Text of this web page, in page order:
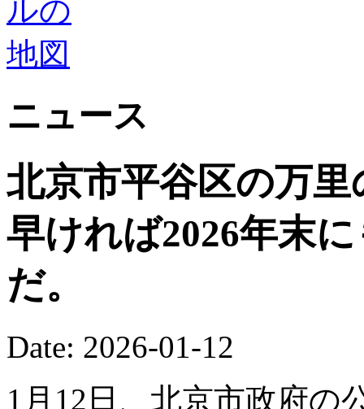
ニュース
北京市平谷区の万
早ければ2026年末
だ。
Date: 2026-01-12
1月12日、北京市政府の